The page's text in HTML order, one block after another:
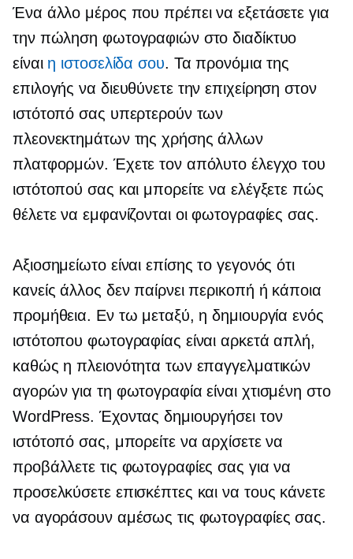
Ένα άλλο μέρος που πρέπει να εξετάσετε για
την πώληση φωτογραφιών στο διαδίκτυο
είναι η ιστοσελίδα σου. Τα προνόμια της
επιλογής να διευθύνετε την επιχείρηση στον
ιστότοπό σας υπερτερούν των
πλεονεκτημάτων της χρήσης άλλων
πλατφορμών. Έχετε τον απόλυτο έλεγχο του
ιστότοπού σας και μπορείτε να ελέγξετε πώς
θέλετε να εμφανίζονται οι φωτογραφίες σας.
Αξιοσημείωτο είναι επίσης το γεγονός ότι
κανείς άλλος δεν παίρνει περικοπή ή κάποια
προμήθεια. Εν τω μεταξύ, η δημιουργία ενός
ιστότοπου φωτογραφίας είναι αρκετά απλή,
καθώς η πλειονότητα των επαγγελματικών
αγορών για τη φωτογραφία είναι χτισμένη στο
WordPress. Έχοντας δημιουργήσει τον
ιστότοπό σας, μπορείτε να αρχίσετε να
προβάλλετε τις φωτογραφίες σας για να
προσελκύσετε επισκέπτες και να τους κάνετε
να αγοράσουν αμέσως τις φωτογραφίες σας.